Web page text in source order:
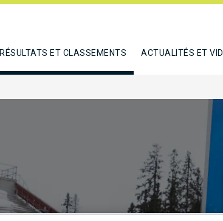
RÉSULTATS ET CLASSEMENTS ACTUALITÉS ET